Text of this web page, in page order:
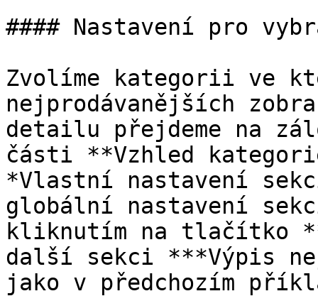
#### Nastavení pro
Zvolíme kategorii ve
nejprodávanějších
detailu přejdeme na
části **Vzhled
*Vlastní nastavení
globální nastavení
kliknutím na tlačítko
další sekci ***Výpis
jako v předchozím